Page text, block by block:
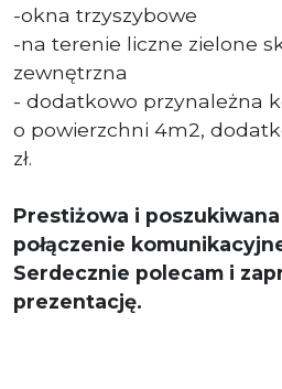
-okna trzyszybowe
-na terenie liczne zielone
zewnętrzna
- dodatkowo przynależna
o powierzchni 4m2,
zł.
Prestiżowa i
połączenie
Serdecznie polecam i
prezentację.